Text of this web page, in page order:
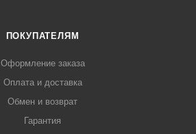
ПОКУПАТЕЛЯМ
Оформление заказа
Оплата и доставка
Обмен и возврат
Гарантия